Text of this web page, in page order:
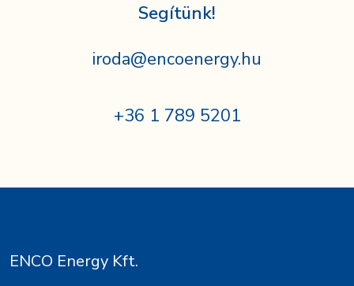
Segítünk!
iroda@encoenergy.hu
+36 1 789 5201
ENCO Energy Kft.